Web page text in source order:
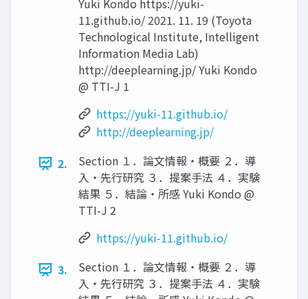
Yuki Kondo https://yuki-
11.github.io/ 2021. 11. 19 (Toyota
Technological Institute, Intelligent
Information Media Lab)
http://deeplearning.jp/ Yuki Kondo
@ TTI-J 1
https://yuki-11.github.io/
http://deeplearning.jp/
2.
Section １．論⽂情報・概要 ２．導
⼊・先⾏研究 ３．提案⼿法 ４．実験
結果 ５．結論・所感 Yuki Kondo @
TTI-J 2
https://yuki-11.github.io/
3.
Section １．論⽂情報・概要 ２．導
⼊・先⾏研究 ３．提案⼿法 ４．実験